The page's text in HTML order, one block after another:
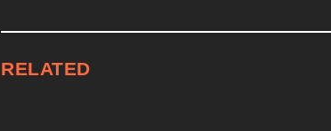
RELATED